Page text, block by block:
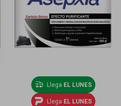
Llega EL LUNES
Llega EL LUNES